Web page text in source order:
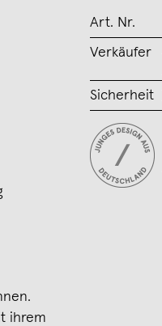
ihrem
Art. Nr.
Verkäufer
Sicherheit